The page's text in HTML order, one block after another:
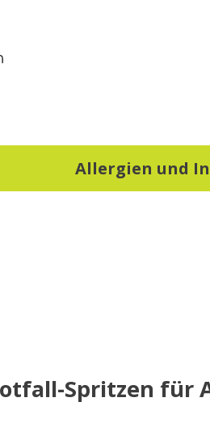
Allergien und
Spritzen für